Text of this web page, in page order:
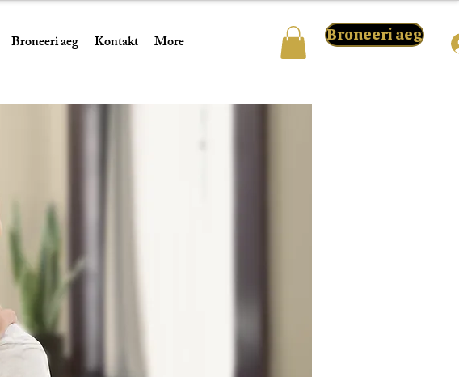
Broneeri aeg Kontakt More Broneeri aeg